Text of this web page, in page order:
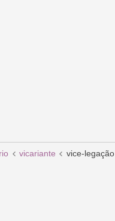
vicariante vice-legação